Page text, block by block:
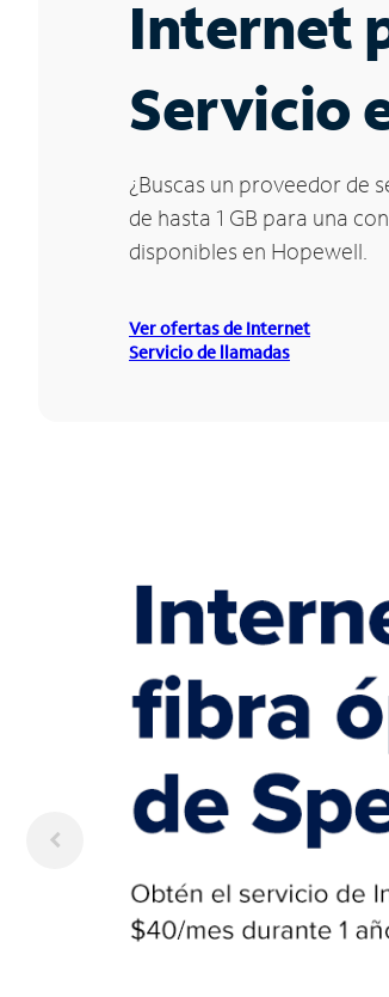
Internet
Servicio
¿Buscas un proveedor de
de hasta 1 GB para una
disponibles en Hopewell.
Ver ofertas de Internet
Servicio de llamadas